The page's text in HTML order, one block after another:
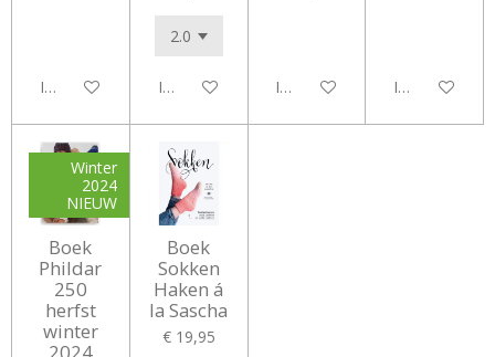
In winkelwagen In winkelwagen In winkelwagen In
Winter
2024
NIEUW
Boek
Phildar
250
herfst
winter
Boek
Sokken
Haken á
la Sascha
€ 19,95